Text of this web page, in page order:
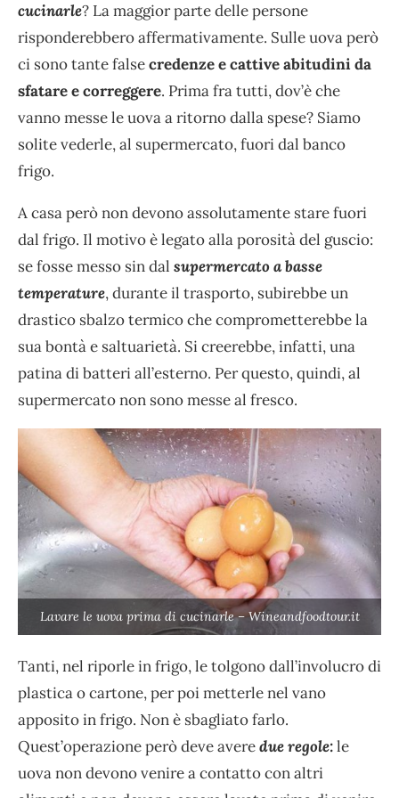
cucinarle? La maggior parte delle persone
risponderebbero affermativamente. Sulle uova però
ci sono tante falsecredenze e cattive abitudini da
sfatare e correggere. Prima fra tutti, dov’è che
vanno messe le uova a ritorno dalla spese? Siamo
solite vederle, al supermercato, fuori dal banco
frigo.
A casa però non devono assolutamente stare fuori
dal frigo. Il motivo è legato alla porosità del guscio:
se fosse messo sin dal supermercato a basse
temperature, durante il trasporto, subirebbe un
drastico sbalzo termico che comprometterebbe la
sua bontà e saltuarietà. Si creerebbe, infatti, una
patina di batteri all’esterno. Per questo, quindi, al
supermercato non sono messe al fresco.
Lavare le uova prima di cucinarle – Wineandfoodtour.it
Tanti, nel riporle in frigo, le tolgono dall’involucro di
plastica o cartone, per poi metterle nel vano
apposito in frigo. Non è sbagliato farlo.
Quest’operazione però deve averedue regole:le
uova non devono venire a contatto con altri